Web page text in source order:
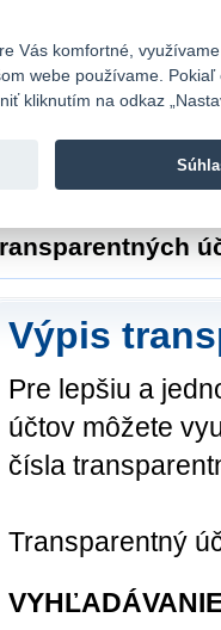
Fio banka
Výpis
Pre lepšiu a
účtov môžete
čísla
Transparentný
Vás komfortné,
webe používame.
kliknutím na odkaz